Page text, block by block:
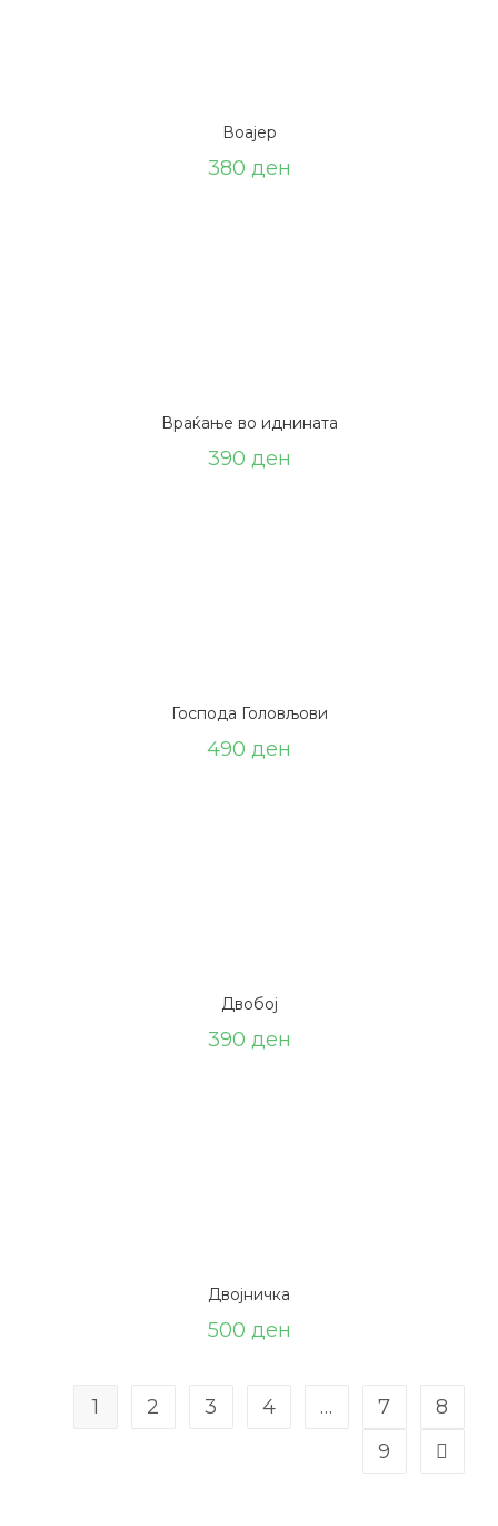
Воајер
380 ден
Враќање во иднината
390 ден
Господа Головљови
490 ден
Двобој
390 ден
Двојничка
500 ден
1 2 3 4 … 7
8
9